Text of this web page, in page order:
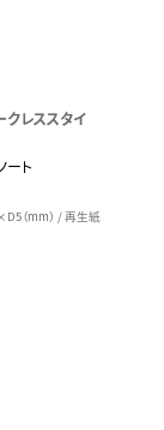
クレススタイ
ート
（mm） / 再生紙